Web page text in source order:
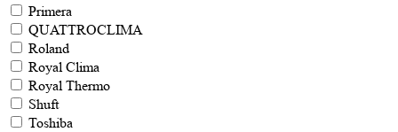
Primera
QUATTROCLIMA
Roland
Royal Clima
Royal Thermo
Shuft
Toshiba